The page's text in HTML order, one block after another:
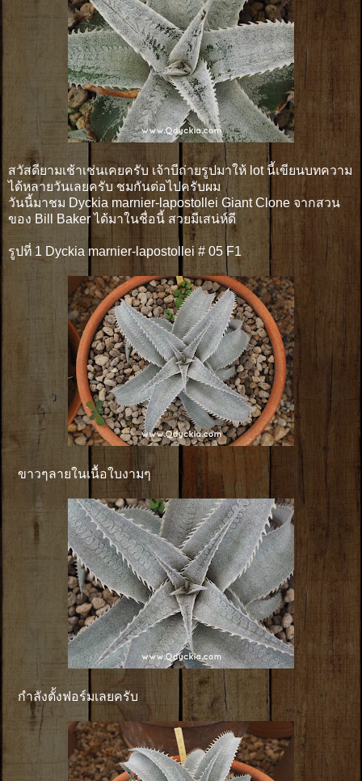
สวัสดียามเช้าเช่นเคยครับ เจ้าบีถ่ายรูปมาให้ lot นี้เขียนบทความ
ได้หลายวันเลยครับ ชมกันต่อไปครับผม
วันนี้มาชม Dyckia marnier-lapostollei Giant Clone จากสวน
ของ Bill Baker ได้มาในชื่อนี้ สวยมีเสน่ห์ดี
รูปที่ 1 Dyckia marnier-lapostollei # 05 F1
ขาวๆลายในเนื้อใบงามๆ
กำลังตั้งฟอร์มเลยครับ